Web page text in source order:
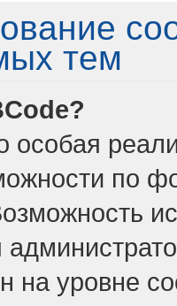
тем
особая
по
на уровне